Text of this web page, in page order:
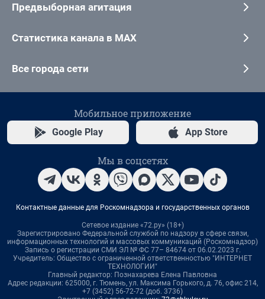
Предвыборная агитация
Статистика канала в MAX
Все города сети
Мобильное приложение
Google Play App Store
Мы в соцсетях
Контактные данные для Роскомнадзора и государственных органов
Сетевое издание «72.ру» (18+)
Зарегистрировано Федеральной службой по надзору в сфере связи,
информационных технологий и массовых коммуникаций (Роскомнадзор)
Запись о регистрации СМИ ЭЛ № ФС 77– 84674 от 06.02.2023 г.
Учредитель: Общество с ограниченной ответственностью "ИНТЕРНЕТ
ТЕХНОЛОГИИ"
Главный редактор: Познахарева Елена Павловна
Адрес редакции: 625000, г. Тюмень, ул. Максима Горького, д. 76, офис 214,
+7 (3452) 56-72-72 (доб. 3736)